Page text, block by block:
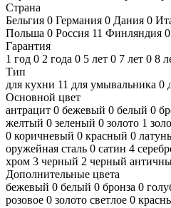
Страна
Бельгия 0 Германия 0 Дания 0
Польша 0 Россия 11 Финляндия 0
Гарантия
1 год 0 2 года 0 5 лет 0 7 лет 0 8
Тип
для кухни 11 для умывальника 0
Основной цвет
антрацит 0 бежевый 0 белый 0
желтый 0 зеленый 0 золото 1
0 коричневый 0 красный 0 латунь
оружейная сталь 0 сатин 4
хром 3 черный 2 черный
Дополнительные цвета
бежевый 0 белый 0 бронза 0
розовое 0 золото светлое 0